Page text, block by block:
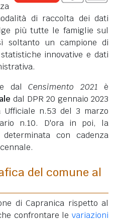
di raccolta dei dati
più tutte le famiglie sul
soltanto un campione di
innovative e dati
dal Censimento 2021 è
dal DPR 20 gennaio 2023
Ufficiale n.53 del 3 marzo
n.10. D'ora in poi, la
con cadenza
del comune al
di Capranica rispetto al
confrontare levariazioni